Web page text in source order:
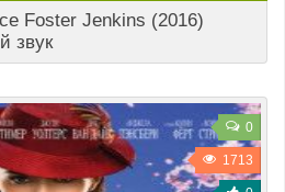
Foster Jenkins (2016)
звук
0
1713